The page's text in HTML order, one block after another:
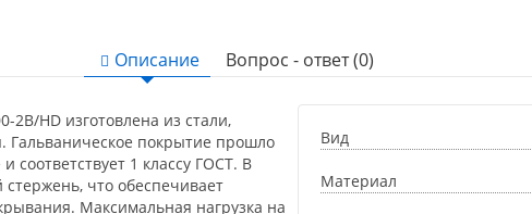
Описание Вопрос - ответ (0)
2B/HD изготовлена из стали,
Гальваническое покрытие прошло
соответствует 1 классу ГОСТ. В
что обеспечивает
Максимальная нагрузка на
Вид
Материал